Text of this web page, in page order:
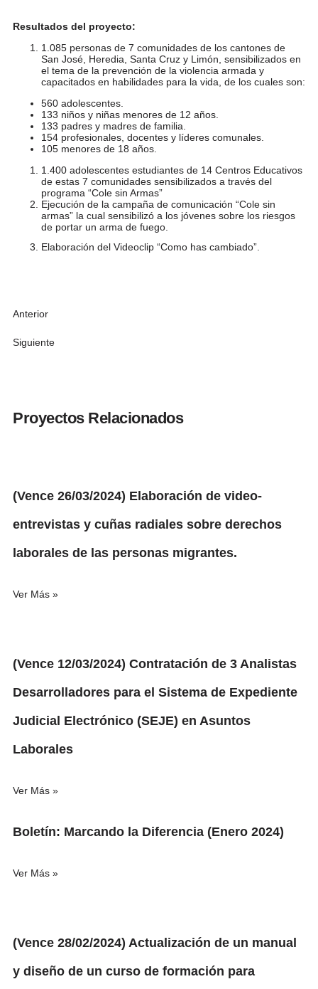
Resultados del proyecto:
1.085 personas de 7 comunidades de los cantones de
San José, Heredia, Santa Cruz y Limón, sensibilizados en
el tema de la prevención de la violencia armada y
capacitados en habilidades para la vida, de los cuales son:
560 adolescentes.
133 niños y niñas menores de 12 años.
133 padres y madres de familia.
154 profesionales, docentes y líderes comunales.
105 menores de 18 años.
1.400 adolescentes estudiantes de 14 Centros Educativos
de estas 7 comunidades sensibilizados a través del
programa “Cole sin Armas”
Ejecución de la campaña de comunicación “Cole sin
armas” la cual sensibilizó a los jóvenes sobre los riesgos
de portar un arma de fuego.
Elaboración del Videoclip “Como has cambiado”.
Anterior
Siguiente
Proyectos Relacionados
(Vence 26/03/2024) Elaboración de video-
entrevistas y cuñas radiales sobre derechos
laborales de las personas migrantes.
Ver Más »
(Vence 12/03/2024) Contratación de 3 Analistas
Desarrolladores para el Sistema de Expediente
Judicial Electrónico (SEJE) en Asuntos
Laborales
Ver Más »
Boletín: Marcando la Diferencia (Enero 2024)
Ver Más »
(Vence 28/02/2024) Actualización de un manual
y diseño de un curso de formación para